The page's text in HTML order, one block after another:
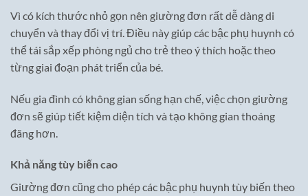
Vì có kích thước nhỏ gọn nên giường đơn rất dễ dàng di
chuyển và thay đổi vị trí. Điều này giúp các bậc phụ huynh có
thể tái sắp xếp phòng ngủ cho trẻ theo ý thích hoặc theo
từng giai đoạn phát triển của bé.
Nếu gia đình có không gian sống hạn chế, việc chọn giường
đơn sẽ giúp tiết kiệm diện tích và tạo không gian thoáng
đãng hơn.
Khả năng tùy biến cao
Giường đơn cũng cho phép các bậc phụ huynh tùy biến theo